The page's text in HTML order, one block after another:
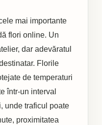
mai importante
flori online. Un
dar adevăratul
Florile
de temperaturi
într-un interval
unde traficul poate
proximitatea